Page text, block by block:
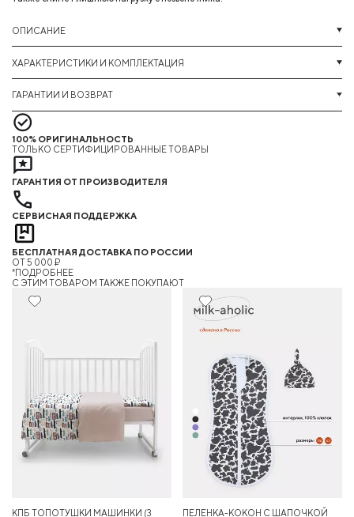
ОПИСАНИЕ
ХАРАКТЕРИСТИКИ И КОМПЛЕКТАЦИЯ
ГАРАНТИИ И ВОЗВРАТ
100% ОРИГИНАЛЬНОСТЬ
ТОЛЬКО СЕРТИФИЦИРОВАННЫЕ ТОВАРЫ
ГАРАНТИЯ ОТ ПРОИЗВОДИТЕЛЯ
СЕРВИСНАЯ ПОДДЕРЖКА
БЕСПЛАТНАЯ ДОСТАВКА ПО РОССИИ
ОТ 5 000 ₽
*ПОДРОБНЕЕ
C ЭТИМ ТОВАРОМ ТАКЖЕ ПОКУПАЮТ
КПБ ТОПОТУШКИ МАШИНКИ (3
ПЕЛЕНКА-КОКОН С ШАПОЧКОЙ